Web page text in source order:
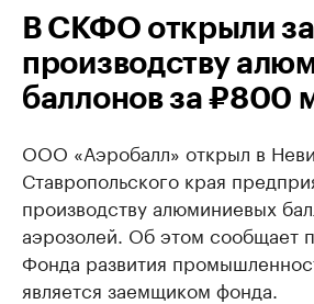
В СКФО открыли
производству
баллонов за ₽800
ООО «Аэробалл» открыл в
Ставропольского края
производству алюминиевых
аэрозолей. Об этом сообщает
Фонда развития
является заемщиком фонда.